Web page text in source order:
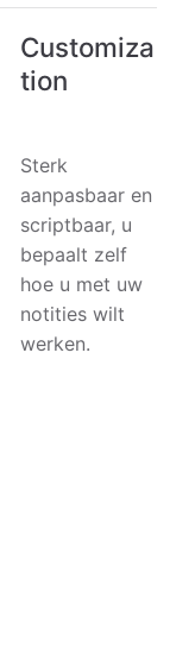
Customiza
tion
Sterk
aanpasbaar en
scriptbaar, u
bepaalt zelf
hoe u met uw
notities wilt
werken.